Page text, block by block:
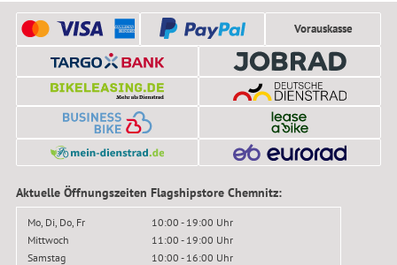
Vorauskasse
Aktuelle Öffnungszeiten Flagshipstore Chemnitz:
Mo, Di, Do, Fr
10:00 - 19:00 Uhr
Mittwoch
11:00 - 19:00 Uhr
Samstag
10:00 - 16:00 Uhr